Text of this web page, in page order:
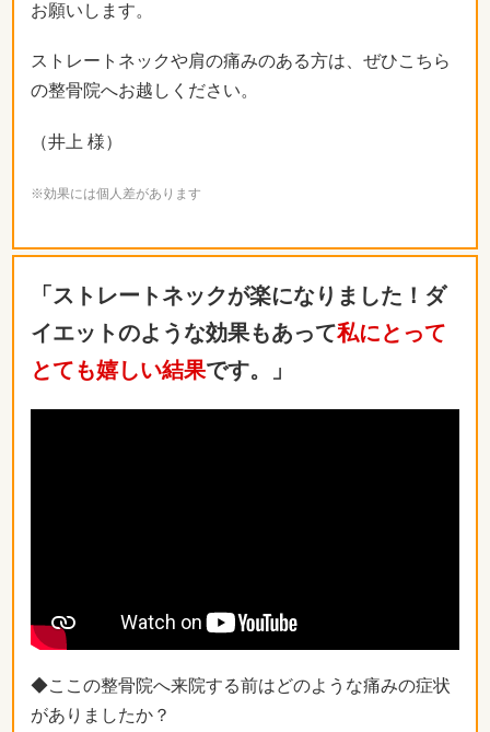
お願いします。
ストレートネックや肩の痛みのある方は、ぜひこちら
の整骨院へお越しください。
（井上 様）
※効果には個人差があります
「ストレートネックが楽になりました！ダ
イエットのような効果もあって私にとって
とても嬉しい結果です。」
◆ここの整骨院へ来院する前はどのような痛みの症状
がありましたか？